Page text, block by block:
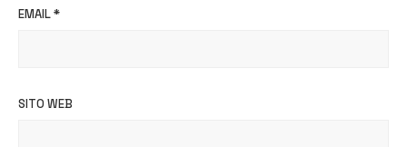
EMAIL*
SITO WEB